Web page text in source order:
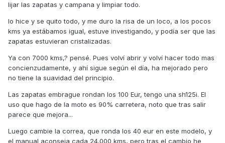
lijar las zapatas y campana y limpiar todo.
lo hice y se quito todo, y me duro la risa de un loco, a los pocos
kms ya estábamos igual, estuve investigando, y podía ser que las
zapatas estuvieran cristalizadas.
Ya con 7000 kms,? pensé. Pues volví abrir y volví hacer todo mas
concienzudamente, y ahí sigue según el día, ha mejorado pero
no tiene la suavidad del principio.
Las zapatas embrague rondan los 100 Eur, tengo una sh125i. El
uso que hago de la moto es 90% carretera, noto que tras salir
parece que mejora...
Luego cambie la correa, que ronda los 40 eur en este modelo, y
el manual aconseja cada 24.000 kms, pero tras el cambio he